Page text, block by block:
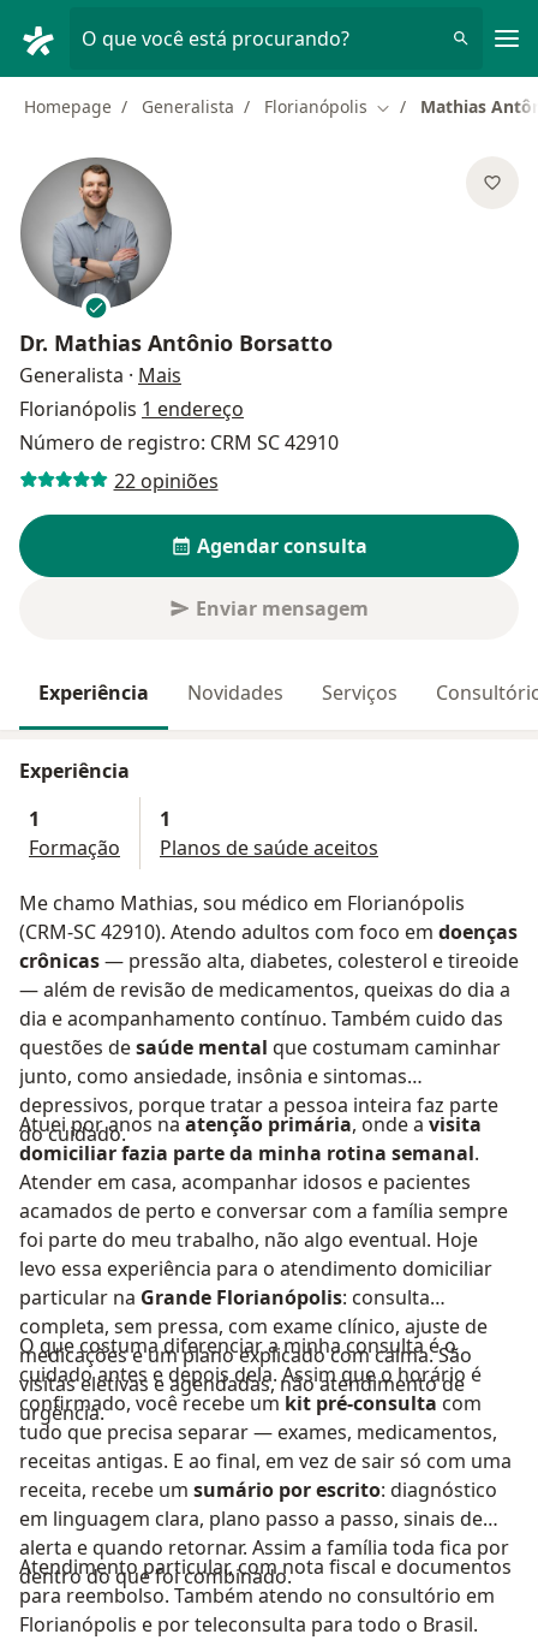
O que você está procurando?
Homepage Generalista Florianópolis Mudar de cidade
Mathias
Dr. Mathias Antônio Borsatto
Generalista · Mais
Florianópolis 1 endereço
Número de registro: CRM SC 42910
22 opiniões
Agendar consulta
Enviar mensagem
Experiência Novidades Serviços
Experiência
1
Formação
1
Planos de saúde aceitos
Me chamo Mathias, sou médico em Florianópolis
(CRM-SC 42910). Atendo adultos com foco em doenças
crônicas— pressão alta, diabetes, colesterol e tireoide
— além de revisão de medicamentos, queixas do dia a
dia e acompanhamento contínuo. Também cuido das
questões desaúde mental que costumam caminhar
junto, como ansiedade, insônia e sintomas
depressivos, porque tratar a pessoa inteira faz parte
do cuidado.
Atuei por anos naatenção primária, onde a visita
domiciliar fazia parte da minha rotina semanal.
Atender em casa, acompanhar idosos e pacientes
acamados de perto e conversar com a família sempre
foi parte do meu trabalho, não algo eventual. Hoje
levo essa experiência para o atendimento domiciliar
particular na Grande Florianópolis: consulta
completa, sem pressa, com exame clínico, ajuste de
medicações e um plano explicado com calma. São
visitas eletivas e agendadas, não atendimento de
urgência.
O que costuma diferenciar a minha consulta é o
cuidado antes e depois dela. Assim que o horário é
confirmado, você recebe um kit pré-consulta com
tudo que precisa separar — exames, medicamentos,
receitas antigas. E ao final, em vez de sair só com uma
receita, recebe um sumário por escrito: diagnóstico
em linguagem clara, plano passo a passo, sinais de
alerta e quando retornar. Assim a família toda fica por
dentro do que foi combinado.
Atendimento particular, com nota fiscal e documentos
para reembolso. Também atendo no consultório em
Florianópolis e por teleconsulta para todo o Brasil.